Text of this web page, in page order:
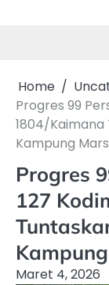
Home
Progres 99
1804/
Kampung
Progres
127
Maret 4, 2026